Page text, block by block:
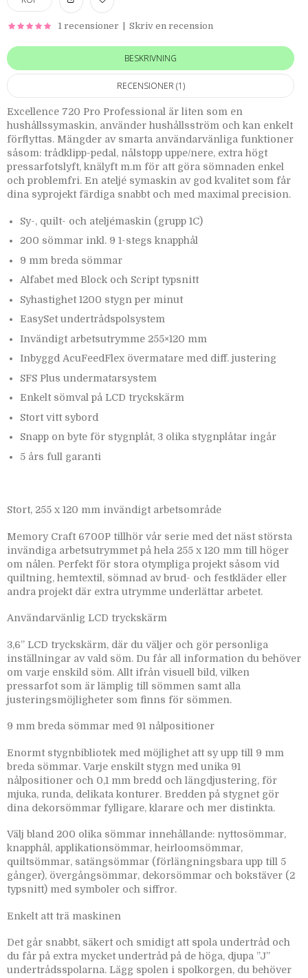
1 recensioner Skriv en recension
BESKRIVNING
RECENSIONER (1)
Excellence 720 Pro Professional är liten som en
hushållssymaskin, använder hushållsström och kan enkelt
förflyttas. Mängder av smarta användarvänliga funktioner
såsom: trådklipp-pedal, nålstopp uppe/nere, extra högt
pressarfotslyft, knälyft m.m för att göra sömnaden enkel
och problemfri. En ateljé symaskin av god kvalitet som får
dina syprojekt färdiga snabbt och med maximal precision.
Sy-, quilt- och ateljémaskin (grupp 1C)
200 sömmar inkl. 9 1-stegs knapphål
9 mm breda sömmar
Alfabet med Block och Script typsnitt
Syhastighet 1200 stygn per minut
EasySet undertrådspolsystem
Invändigt arbetsutrymme 255×120 mm
Inbyggd AcuFeedFlex övermatare med diff. justering
SFS Plus undermatarsystem
Enkelt sömval på LCD tryckskärm
Stort vitt sybord
Snapp on byte för stygnplåt, 3 olika stygnplåtar ingår
5 års full garanti
Stort, 255 x 120 mm invändigt arbetsområde
Memory Craft 6700P tillhör vår serie med det näst största
invändiga arbetsutrymmet på hela 255 x 120 mm till höger
om nålen. Perfekt för stora otympliga projekt såsom vid
quiltning, hemtextil, sömnad av brud- och festkläder eller
andra projekt där extra utrymme underlättar arbetet.
Användarvänlig LCD tryckskärm
3,6” LCD tryckskärm, där du väljer och gör personliga
inställningar av vald söm. Du får all information du behöver
om varje enskild söm. Allt ifrån visuell bild, vilken
pressarfot som är lämplig till sömmen samt alla
justeringsmöjligheter som finns för sömmen.
9 mm breda sömmar med 91 nålpositioner
Enormt stygnbibliotek med möjlighet att sy upp till 9 mm
breda sömmar. Varje enskilt stygn med unika 91
nålpositioner och 0,1 mm bredd och längdjustering, för
mjuka, runda, delikata konturer. Bredden på stygnet gör
dina dekorsömmar fylligare, klarare och mer distinkta.
Välj bland 200 olika sömmar innehållande: nyttosömmar,
knapphål, applikationsömmar, heirloomsömmar,
quiltsömmar, satängsömmar (förlängningsbara upp till 5
gånger), övergångsömmar, dekorsömmar och bokstäver (2
typsnitt) med symboler och siffror.
Enkelt att trä maskinen
Det går snabbt, säkert och smidigt att spola undertråd och
du får på extra mycket undertråd på de höga, djupa ”J”
undertrådsspolarna. Lägg spolen i spolkorgen, du behöver